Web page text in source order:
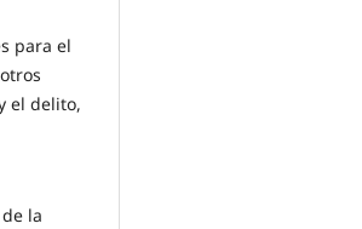
para el
el delito,
la